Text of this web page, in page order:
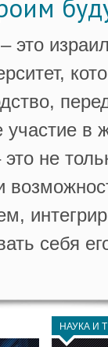
это
в
не
себя
НАУКА И